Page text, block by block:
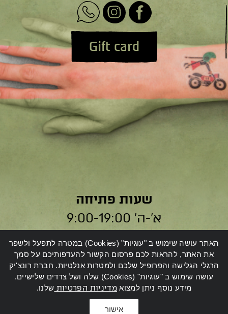
Gift card
שעות פתיחה
א׳-ה׳ 9:00-19:00
ו׳ 9:00-14:00
All rights reserved to RONCHIK
האתר עושה שימוש ב "עוגיות" (Cookies) במטרה לתפעל ולשפר
את האתר, להראות לכם פרסום הקשור להעדפותיכם על סמך
הרגלי הגלישה והפרופיל שלכם ולמטרות אנלטיות. חברת רונצ'יק
עושה שימוש ב "עוגיות" (Cookies) שלה ושל צדדים שלישיים.
מידע נוסף ניתן למצוא מדיניות הפרטיות שלנו.
אישור